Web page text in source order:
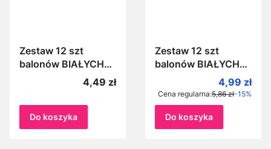
Zestaw 12 szt
balonów BIAŁYCH
metalizowane 30 cm
Cena
4,49 zł
Do koszyka
Zestaw 12 szt
balonów BIAŁYCH
14 cali Bardzo duże
balony białe na
urodziny, komunię,
chrzest
Cena
4,99 zł
Cena regularna:5,86 zł-15%
Do koszyka